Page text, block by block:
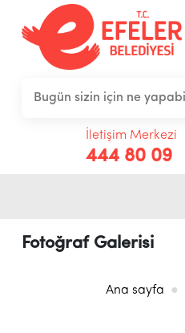
İletişim Merkezi
444 80 09
Fotoğraf Galerisi
Ana sayfa